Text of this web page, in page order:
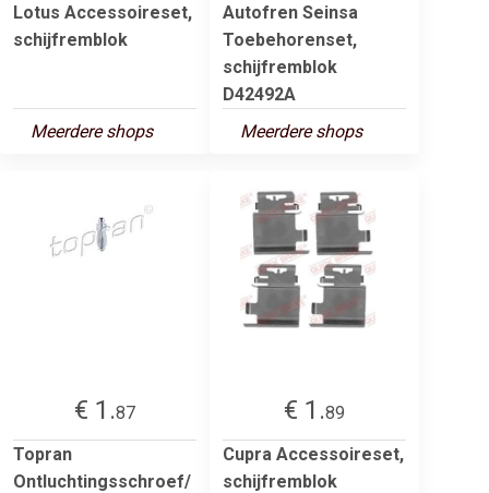
Lotus Accessoireset,
schijfremblok
Meerdere shops
Autofren Seinsa
Toebehorenset,
schijfremblok
D42492A
Meerdere shops
€ 1.87
Topran
Ontluchtingsschroef/
€ 1.89
Cupra Accessoireset,
schijfremblok